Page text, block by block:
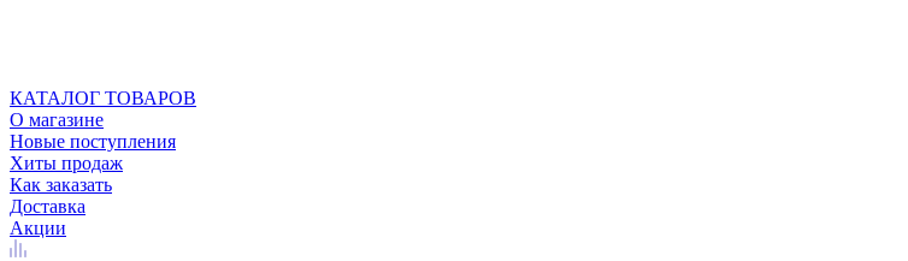
КАТАЛОГ ТОВАРОВ
О магазине
Новые поступления
Хиты продаж
Как заказать
Доставка
Акции